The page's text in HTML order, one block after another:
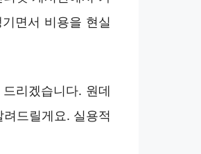
면서 비용을 현실
리겠습니다. 원데
드릴게요. 실용적